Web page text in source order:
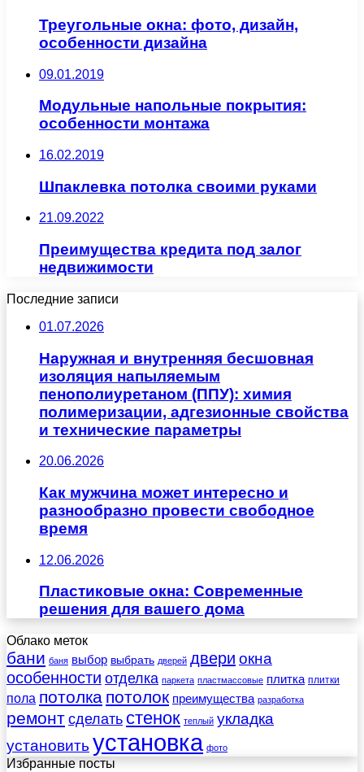
Треугольные окна: фото, дизайн,
особенности дизайна
09.01.2019
Модульные напольные покрытия:
особенности монтажа
16.02.2019
Шпаклевка потолка своими руками
21.09.2022
Преимущества кредита под залог
недвижимости
Последние записи
01.07.2026
Наружная и внутренняя бесшовная
изоляция напыляемым
пенополиуретаном (ППУ): химия
полимеризации, адгезионные свойства
и технические параметры
20.06.2026
Как мужчина может интересно и
разнообразно провести свободное
время
12.06.2026
Пластиковые окна: Современные
решения для вашего дома
Облако меток
бани баня выбор выбрать дверей двери окна
особенности отделка паркета пластмассовые плитка плитки
пола потолка потолок преимущества разработка
ремонт сделать стенок теплый укладка
установить установка фото
Избранные посты